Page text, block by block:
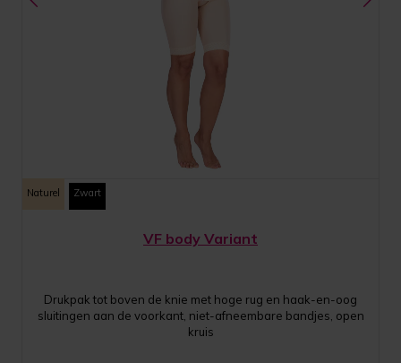
Naturel Zwart
VF body Variant
Drukpak tot boven de knie met hoge rug en haak-en-oog
sluitingen aan de voorkant, niet-afneembare bandjes, open
kruis